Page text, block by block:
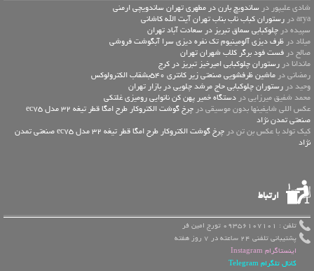
شادی علیپور در ساندویچ بارن در مطهری تهران ساندویچی ارمنی
arya در
رستوران کباب ناب بناب تهران آیت الله کاشانی
سپیده در چلوکبابی سماق تبریز در سعادت آباد تهران
میلاد در ظرف دیزی آلومینیوم تک نفره دیزی سرا آبگوشت فروشی
صالح در فست فود برگر کلاب شهران تهران
ماندانا در رستوران چلوکبابی امیرخیز تبریز در کرج
رمضانی در ماشین ظرفشویی صنعتی زیر کانتری 540بشقاب الکترولوکس
وحید در رستوران چلوکبابی حاج مرشد چلویی در بازار تهران
محمد شفیق میرزایی در دستگاه خمیر پهن کن نانوایی رومیزی غلتکی
عكس اللي شايفينها بدون موسيقى در
چرخ گوشت الکتروکار طرح امگا قطر تیغه 32 مدل ec75
صنعتی تمدن نژاد
کیک تولد با عکس بن تن در
چرخ گوشت الکتروکار طرح امگا قطر تیغه 32 مدل ec75 صنعتی تمدن
نژاد
ارتباط
تلفن : 09356107101 تورج امین فر
پشتیبانی تلفنی 24 ساعته در 7 روز هفته
اینستاگرام Instagram
کانال تلگرام Telegram